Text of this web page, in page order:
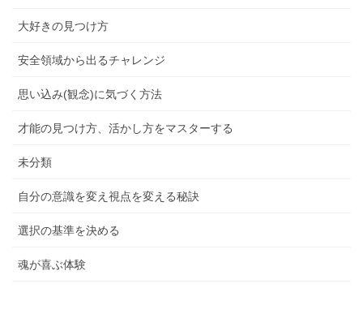
大好きの見つけ方
安全領域から出るチャレンジ
思い込み(観念)に気づく方法
才能の見つけ方、活かし方をマスターする
未分類
自分の意識を変え視点を変える秘訣
選択の基準を決める
魂が喜ぶ体験